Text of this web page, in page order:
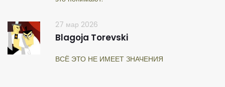
27 мар 2026
Blagoja Torevski
ВСЁ ЭТО НЕ ИМЕЕТ ЗНАЧЕНИЯ